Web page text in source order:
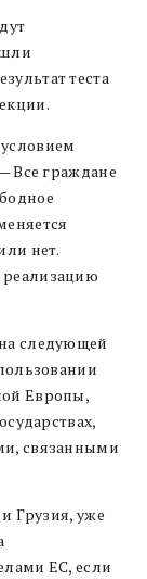
теста
Все граждане
нет.
следующей
Европы,
связанными
Грузия, уже
ЕС, если